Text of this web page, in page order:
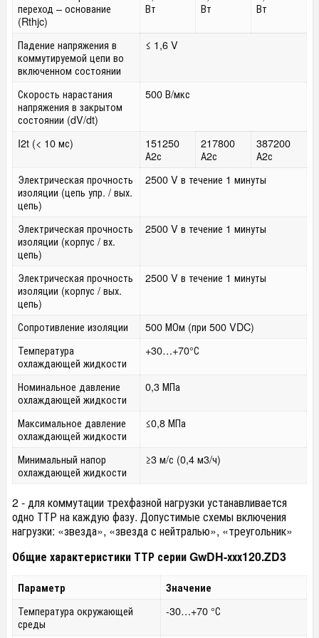
переход – основание
(Rthjc)
Вт
Вт
Вт
Падение напряжения в
коммутируемой цепи во
включенном состоянии
≤ 1,6 V
Скорость нарастания
напряжения в закрытом
состоянии (dV/dt)
500 В/мкс
I2t (< 10 мс)
151250
А2с
217800
А2с
387200
А2с
Электрическая прочность
изоляции (цепь упр. / вых.
цепь)
2500 V в течение 1 минуты
Электрическая прочность
изоляции (корпус / вх.
цепь)
2500 V в течение 1 минуты
Электрическая прочность
изоляции (корпус / вых.
цепь)
2500 V в течение 1 минуты
Сопротивление изоляции
500 МОм (при 500 VDC)
Температура
охлаждающей жидкости
+30…+70°С
Номинальное давление
охлаждающей жидкости
0,3 МПа
Максимальное давление
охлаждающей жидкости
≤0,8 МПа
Минимальный напор
охлаждающей жидкости
≥3 м/с (0,4 м3/ч)
2 - для коммутации трехфазной нагрузки устанавливается
одно ТТР на каждую фазу. Допустимые схемы включения
нагрузки: «звезда», «звезда с нейтралью», «треугольник»
Общие характеристики ТТР серии GwDH-ххх120.ZD3
Параметр Значение
Температура окружающей
среды
-30…+70 °С